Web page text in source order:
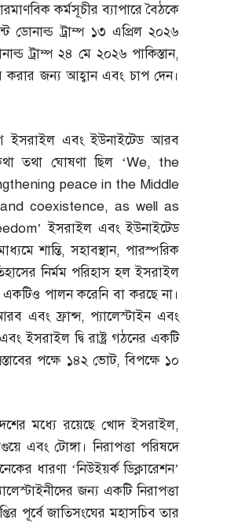
কর্মসূচীর ব্যাপারে বৈঠকে
ডোনাল্ড ট্রাম্প ১৩ এপ্রিল ২০২৬
ট্রাম্প ২৪ মে ২০২৬ পাকিস্তান,
জন্য আহ্বান এবং চাপ দেন।
ইসরাইল এবং ইউনাইটেড আরব
তথা ঘোষণা ছিল ‘We, the
peace in the Middle
coexistence, as well as
’ ইসরাইল এবং ইউনাইটেড
শান্তি,সহাবস্থান, পারস্পরিক
নির্মম পরিহাস হল ইসরাইল
পালন করেনি বা করছে না।
এবং ফ্রান্স, প্যালেস্টাইন এবং
ইসরাইল দ্বি রাষ্ট্র গঠনের একটি
পক্ষে ১৪২ ভোট,বিপক্ষে ১০
মধ্যে রয়েছে খোদ ইসরাইল,
এবং টোঙ্গা। নিরাপত্তা পরিষদে
ধারণা ‘নিউইয়র্ক ডিক্লারেশন’
জন্য একটি নিরাপত্তা
পূর্বে জাতিসংঘের মহাসচিব তার